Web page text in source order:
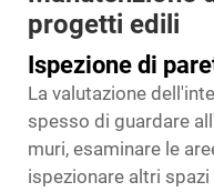
progetti edili
Ispezione di
La valutazione
spesso di guardare
muri, esaminare le
ispezionare altri